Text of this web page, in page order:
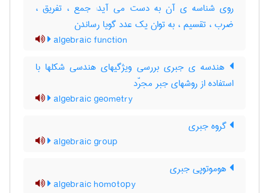
روی شناسه ی آن به دست می آید: جمع ، تفریق ،
ضرب ، تقسیم ، به توان یک عدد گویا رساندن
algebraic function
هندسه ی جبری بررسی ویژگیهای هندسی شکلها با
استفاده از روشهای جبر مجرّد
algebraic geometry
گروه جبری
algebraic group
هوموتوپی جبری
algebraic homotopy